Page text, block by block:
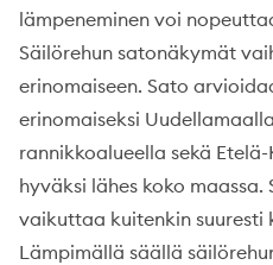
lämpeneminen voi
Säilörehun satonäkymät
erinomaiseen. Sato
erinomaiseksi
rannikkoalueella sekä
hyväksi lähes koko maassa.
vaikuttaa kuitenkin suuresti
Lämpimällä säällä